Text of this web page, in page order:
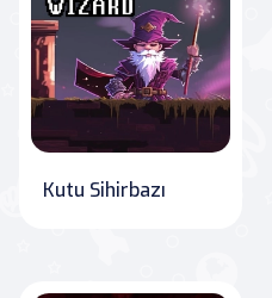
Kutu Sihirbazı